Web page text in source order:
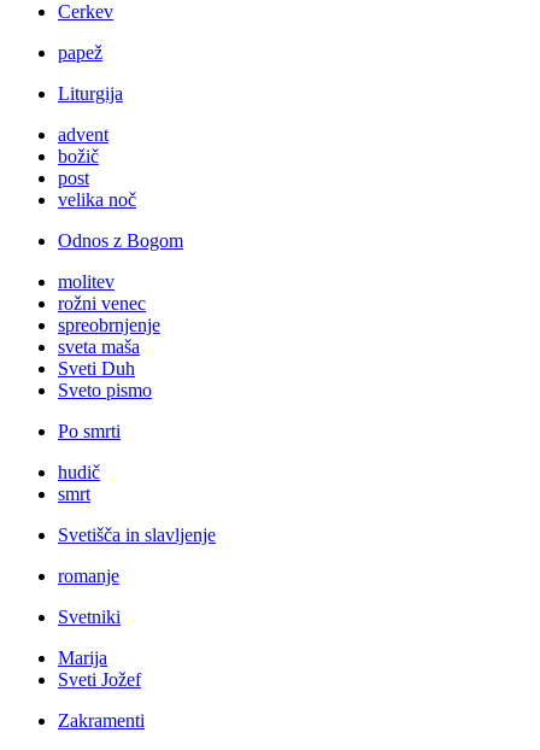
Cerkev
papež
Liturgija
advent
božič
post
velika noč
Odnos z Bogom
molitev
rožni venec
spreobrnjenje
sveta maša
Sveti Duh
Sveto pismo
Po smrti
hudič
smrt
Svetišča in slavljenje
romanje
Svetniki
Marija
Sveti Jožef
Zakramenti